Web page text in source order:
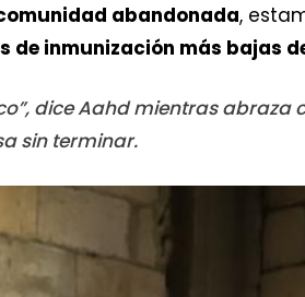
abandonada,
de inmunización más bajas
dice Aahd mientras abraza
sin terminar.